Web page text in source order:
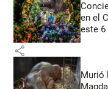
en el
este 6
share
Murió